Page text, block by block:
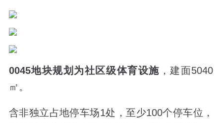
0045地块规划为社区级体育设施 ，建面5040
㎡。
含非独立占地停车场1处，至少100个停车位，